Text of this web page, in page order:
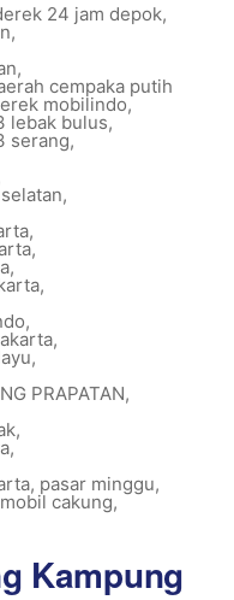
24 jam depok,
,
,
cempaka putih
mobilindo,
lebak bulus,
serang,
,
,
,
,
,
,
,
,
PRAPATAN,
,
,
, pasar minggu,
cakung,
Kampung